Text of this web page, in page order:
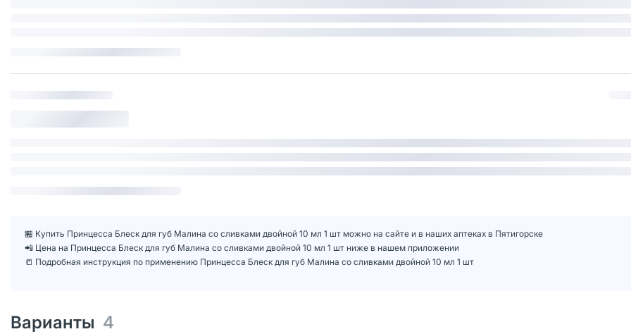
🏪 Купить Принцесса Блеск для губ Малина со сливками двойной 10 мл 1 шт можно на сайте и в наших аптеках в Пятигорске
📲 Цена на Принцесса Блеск для губ Малина со сливками двойной 10 мл 1 шт ниже в нашем приложении
📒 Подробная инструкция по применению Принцесса Блеск для губ Малина со сливками двойной 10 мл 1 шт
Варианты 4